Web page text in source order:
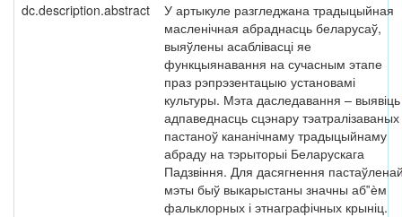
dc.description.abstract
У артыкуле разгледжана традыцыйная
масленічная абраднасць беларусаў,
выяўлены асаблівасці яе
функцыянавання на сучасным этапе
праз рэпрэзентацыю установамі
культуры. Мэта даследавання – выявіць
адпаведнасць сцэнару тэатралізаваных
пастаноў кананічнаму традыцыйнаму
абраду на тэрыторыі Беларускага
Падзвіння. Для дасягнення
мэты быў выкарыстаны значны аб‟ѐм
фальклорных і этнаграфічных крыніц.